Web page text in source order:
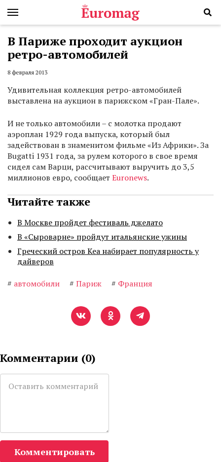
В Париже проходит аукцион
ретро-автомобилей
8 февраля 2013
Удивительная коллекция ретро-автомобилей
выставлена на аукцион в парижском «Гран-Пале».
И не только автомобили – с молотка продают
аэроплан 1929 года выпуска, который был
задействован в знаменитом фильме «Из Африки». За
Bugatti 1931 года, за рулем которого в свое время
сидел сам Варци, рассчитывают выручить до 3,5
миллионов евро, сообщает Euronews.
Читайте также
В Москве пройдет фестиваль джелато
В «Сыроварне» пройдут итальянские ужины
Греческий остров Кеа набирает популярность у
дайверов
# автомобили # Париж # Франция
Комментарии (0)
Комментировать